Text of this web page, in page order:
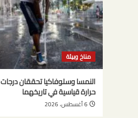
مناخ وبيئة
النمسا وسلوفاكيا تحققان درجات
حرارة قياسية في تاريخهما
6 أغسطس، 2026